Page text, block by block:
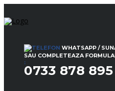
WHATSAPP /
SAU COMPLETEAZA
:
0733 878 895